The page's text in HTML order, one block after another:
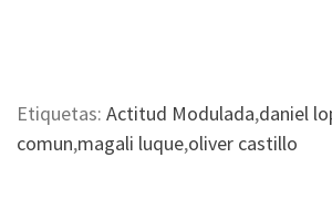
Etiquetas: Actitud Modulada,daniel
comun,magali luque,oliver castillo